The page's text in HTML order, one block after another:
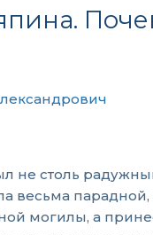
не столь
весьма
могилы, а